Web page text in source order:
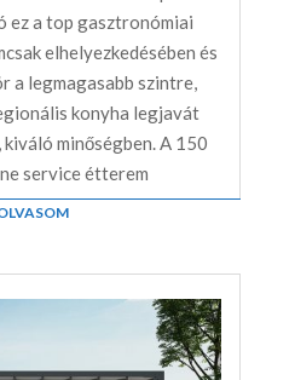
ez a top gasztronómiai
elhelyezkedésében és
a legmagasabb szintre,
konyha legjavát
minőségben. A 150
service étterem